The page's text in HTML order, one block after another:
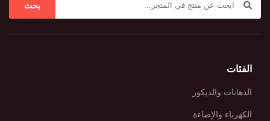
بحث
الفئات
الدهانات والديكور
الكهرباء والإضاءة